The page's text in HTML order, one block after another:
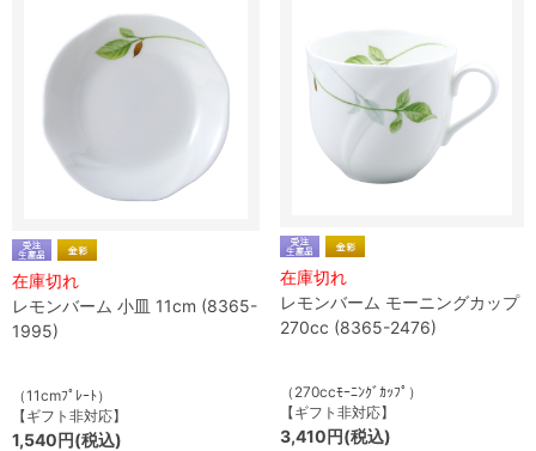
在庫切れ
レモンバーム 小皿 11cm (8365-
1995)
（11cmﾌﾟﾚｰﾄ）
【ギフト非対応】
1,540円(税込)
在庫切れ
レモンバーム モーニングカップ
270cc (8365-2476)
（270ccﾓｰﾆﾝｸﾞｶｯﾌﾟ）
【ギフト非対応】
3,410円(税込)